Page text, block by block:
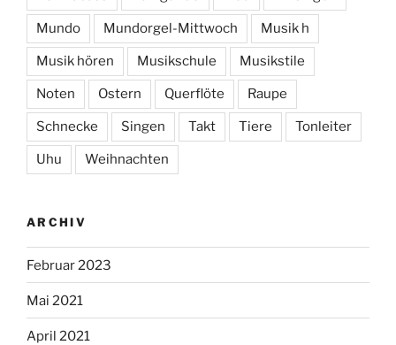
Mundo Mundorgel-Mittwoch Musik h
Musik hören Musikschule Musikstile
Noten Ostern Querflöte Raupe
Schnecke Singen Takt Tiere Tonleiter
Uhu Weihnachten
ARCHIV
Februar 2023
Mai 2021
April 2021